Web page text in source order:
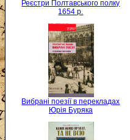
Реєстри Полтавського полку
1654 р.
Вибрані поезії в перекладах
Юрія Буряка